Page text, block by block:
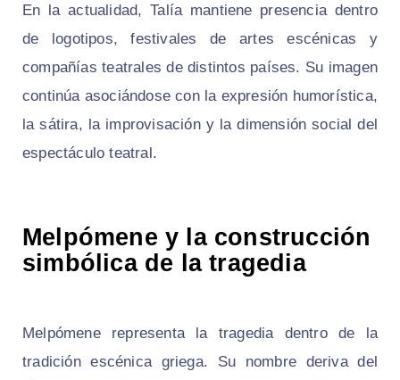
En la actualidad, Talía mantiene presencia dentro
de logotipos, festivales de artes escénicas y
compañías teatrales de distintos países. Su imagen
continúa asociándose con la expresión humorística,
la sátira, la improvisación y la dimensión social del
espectáculo teatral.
Melpómene y la construcción
simbólica de la tragedia
Melpómene representa la tragedia dentro de la
tradición escénica griega. Su nombre deriva del